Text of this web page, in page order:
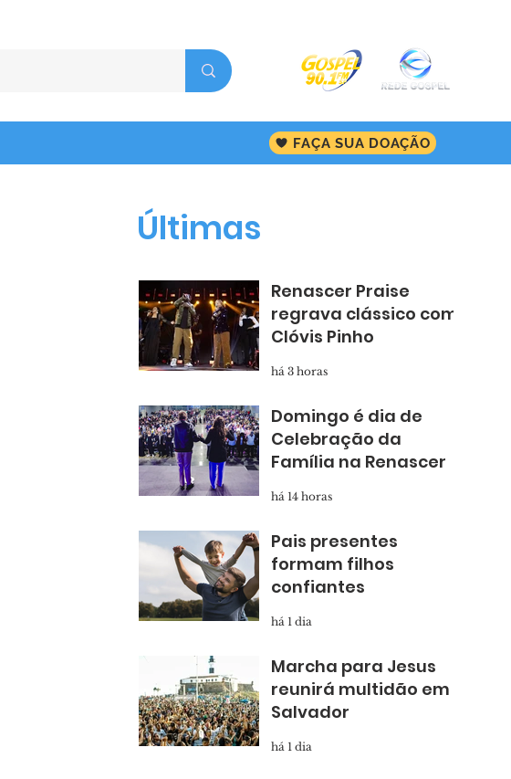
FAÇA SUA DOAÇÃO
Renascer Praise
regrava clássico com
Clóvis Pinho
há 3 horas
Domingo é dia de
Celebração da
Família na Renascer
há 14 horas
Pais presentes
formam filhos
confiantes
há 1 dia
Marcha para Jesus
reunirá multidão em
Salvador
há 1 dia
Últimas